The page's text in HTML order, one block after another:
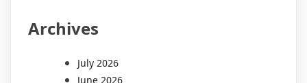
Archives
July 2026
June 2026